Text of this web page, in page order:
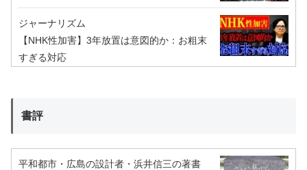
ジャーナリズム
【NHK性加害】3年放置は意図的か：お粗末
すぎる対応
書評
平和都市・広島の設計者・浜井信三の著書